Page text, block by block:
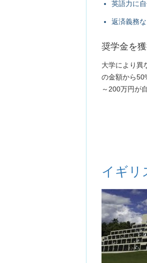
英語力に
返済義務
奨学金を
大学により異
の金額から
～200万円が
イギリ